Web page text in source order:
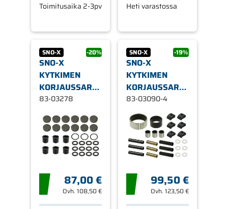
Toimitusaika 2-3pv Heti varastossa
SNO-X -20%
SNO-X
KYTKIMEN
KORJAUSSARJA
SKI-DOO
83-03278
87,00 €
Ovh. 108,50 €
SNO-X -19%
SNO-X
KYTKIMEN
KORJAUSSARJA
YAMAHA
83-03090-4
99,50 €
Ovh.123,50 €